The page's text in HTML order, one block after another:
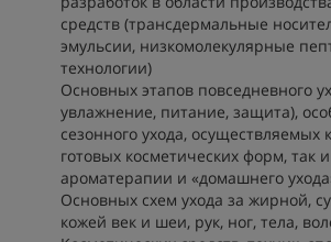
средств (трансдермальные
эмульсии, низкомолекулярные
технологии)
Основных этапов повседневного
увлажнение, питание, защита),
сезонного ухода,
готовых косметических форм, так
ароматерапии и «домашнего
Основных схем ухода за жирной,
кожей век и шеи, рук, ног, тела,